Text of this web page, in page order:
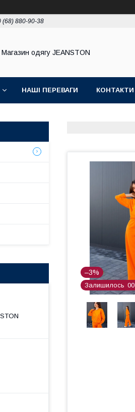
(68) 880-90-38
Магазин одягу JEANSTON
НАШІ ПЕРЕВАГИ КОНТАКТИ
–3%
Залишилось 00